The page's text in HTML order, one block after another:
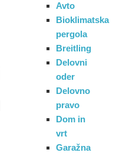
Avto
Bioklimatska
pergola
Breitling
Delovni
oder
Delovno
pravo
Dom in
vrt
Garažna